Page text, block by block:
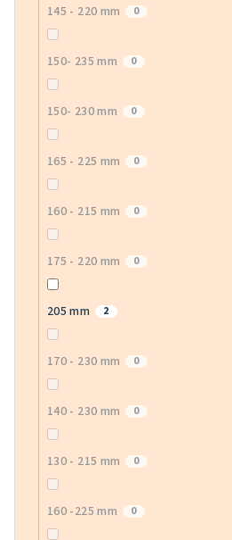
145 - 220 mm 0
150- 235 mm 0
150- 230 mm 0
165 - 225 mm 0
160 - 215 mm 0
175 - 220 mm 0
205 mm 2
170 - 230 mm 0
140 - 230 mm 0
130 - 215 mm 0
160 -225 mm 0